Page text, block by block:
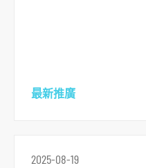
最新推廣
2025-08-19